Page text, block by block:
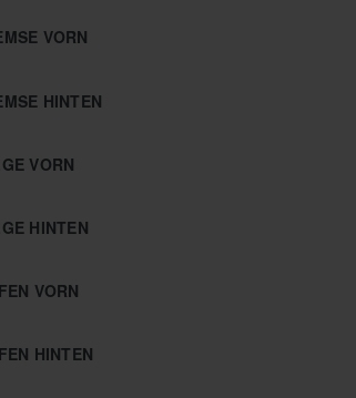
VORN
HINTEN
VORN
HINTEN
VORN
HINTEN